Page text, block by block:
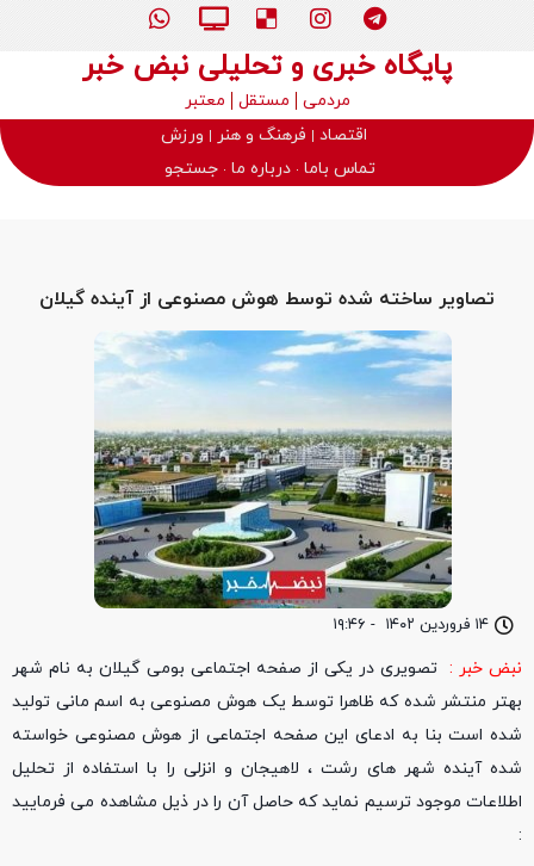
پایگاه خبری و تحلیلی نبض خبر
مردمی مستقل
معتبر
اقتصاد
فرهنگ و هنر
ورزش
تماس باما درباره ما جستجو
۱۴ فروردین ۱۴۰۲ - ۱۹:۴۶
تصاویر ساخته شده توسط هوش مصنوعی از آینده گیلان
نبض خبر : تصویری در یکی از صفحه اجتماعی بومی گیلان به نام شهر
بهتر منتشر شده که ظاهرا توسط یک هوش مصنوعی به اسم مانی تولید
شده است بنا به ادعای این صفحه اجتماعی از هوش مصنوعی خواسته
شده آینده شهر های رشت ، لاهیجان و انزلی را با استفاده از تحلیل
اطلاعات موجود ترسیم نماید که حاصل آن را در ذیل مشاهده می فرمایید
: